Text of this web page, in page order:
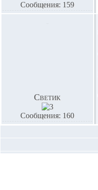
Сообщения: 159
Светик
Сообщения: 160